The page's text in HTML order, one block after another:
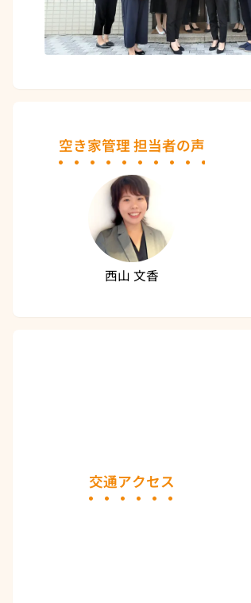
空き家管理 担当者の声
西山 文香
交通アクセス